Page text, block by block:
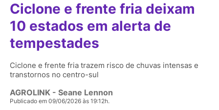
Ciclone e frente fria deixam
10 estados em alerta de
tempestades
Ciclone e frente fria trazem risco de chuvas intensas e
transtornos no centro-sul
AGROLINK - Seane Lennon
Publicado em 09/06/2026 às 19:12h.